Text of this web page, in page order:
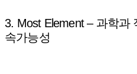
3. Most Element – 과학과
속가능성